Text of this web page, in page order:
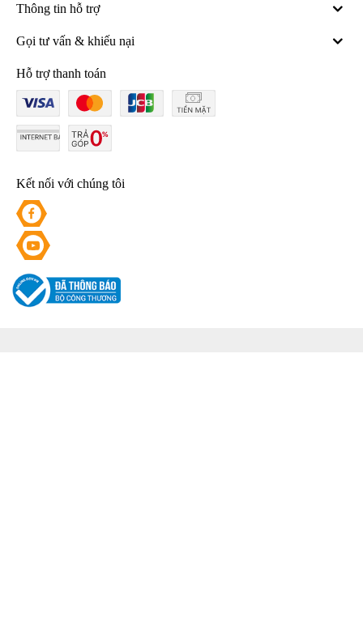
Thông tin hỗ trợ
Gọi tư vấn & khiếu nại
Hỗ trợ thanh toán
Kết nối với chúng tôi